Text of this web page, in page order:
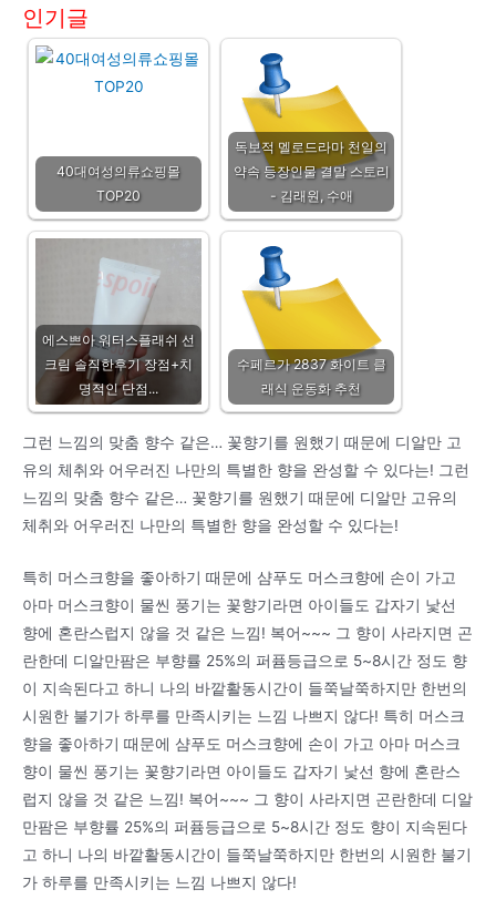
인기글
40대여성의류쇼핑몰
TOP20
독보적 멜로드라마 천일의
약속 등장인물 결말 스토리
- 김래원, 수애
에스쁘아 워터스플래쉬 선
크림 솔직한후기 장점+치
명적인 단점...
수페르가 2837 화이트 클
래식 운동화 추천
그런 느낌의 맞춤 향수 같은… 꽃향기를 원했기 때문에 디알만 고
유의 체취와 어우러진 나만의 특별한 향을 완성할 수 있다는! 그런
느낌의 맞춤 향수 같은… 꽃향기를 원했기 때문에 디알만 고유의
체취와 어우러진 나만의 특별한 향을 완성할 수 있다는!
특히 머스크향을 좋아하기 때문에 샴푸도 머스크향에 손이 가고
아마 머스크향이 물씬 풍기는 꽃향기라면 아이들도 갑자기 낯선
향에 혼란스럽지 않을 것 같은 느낌! 복어~~~ 그 향이 사라지면 곤
란한데 디알만팜은 부향률 25%의 퍼퓸등급으로 5~8시간 정도 향
이 지속된다고 하니 나의 바깥활동시간이 들쭉날쭉하지만 한번의
시원한 불기가 하루를 만족시키는 느낌 나쁘지 않다! 특히 머스크
향을 좋아하기 때문에 샴푸도 머스크향에 손이 가고 아마 머스크
향이 물씬 풍기는 꽃향기라면 아이들도 갑자기 낯선 향에 혼란스
럽지 않을 것 같은 느낌! 복어~~~ 그 향이 사라지면 곤란한데 디알
만팜은 부향률 25%의 퍼퓸등급으로 5~8시간 정도 향이 지속된다
고 하니 나의 바깥활동시간이 들쭉날쭉하지만 한번의 시원한 불기
가 하루를 만족시키는 느낌 나쁘지 않다!